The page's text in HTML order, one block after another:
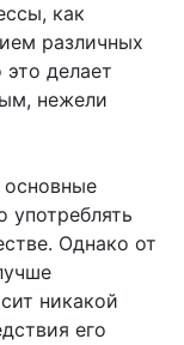
как
различных
делает
нежели
употреблять
Однако от
никакой
его